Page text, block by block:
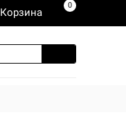
Корзина
0